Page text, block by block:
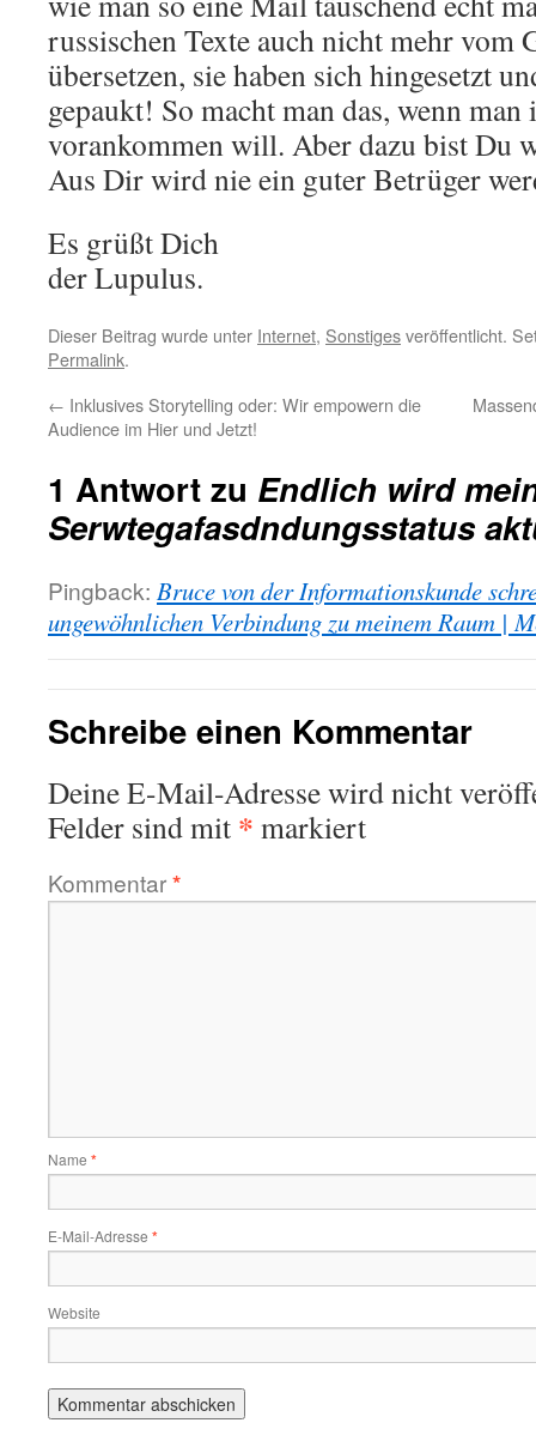
russischen Texte auch nicht mehr vom
übersetzen, sie haben sich hingesetzt
gepaukt! So macht man das, wenn
vorankommen will. Aber dazu bist Du
Aus Dir wird nie ein guter Betrüger
Es grüßt Dich
der Lupulus.
Dieser Beitrag wurde unter Internet, Sonstigesveröffentlicht.
Permalink.
← Inklusives Storytelling oder: Wir empowern die
Audience im Hier und Jetzt!
1 Antwort zu Endlich wird
Serwtegafasdndungsstatus
Pingback: Bruce von der Informationskunde
ungewöhnlichen Verbindung zu meinem Raum |
Schreibe einen Kommentar
Deine E-Mail-Adresse wird nicht
Felder sind mit * markiert
Kommentar*
Name *
E-Mail-Adresse *
Website